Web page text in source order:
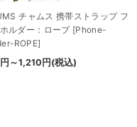
チャムス 携帯ストラップ フ
ルダー：ロープ [Phone-
ROPE]
円 ～1,210 円 (税込)